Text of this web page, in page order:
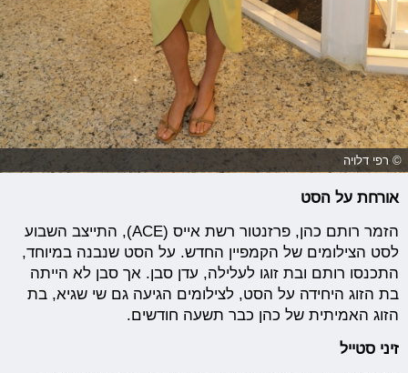
© רפי דלויה
אורחת על הסט
הזמר רותם כהן, פרזנטור רשת אייס (ACE), התייצב השבוע
לסט הצילומים של הקמפיין החדש. על הסט שנבנה במיוחד,
התכנסו רותם ובת זוגו לעלילה, עדן סבן. אך סבן לא הייתה
בת הזוג היחידה על הסט, לצילומים הגיעה גם שי שגיא, בת
הזוג האמיתית של כהן כבר תשעה חודשים.
זיני סטייל